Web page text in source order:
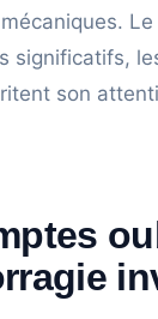
significatifs,
son